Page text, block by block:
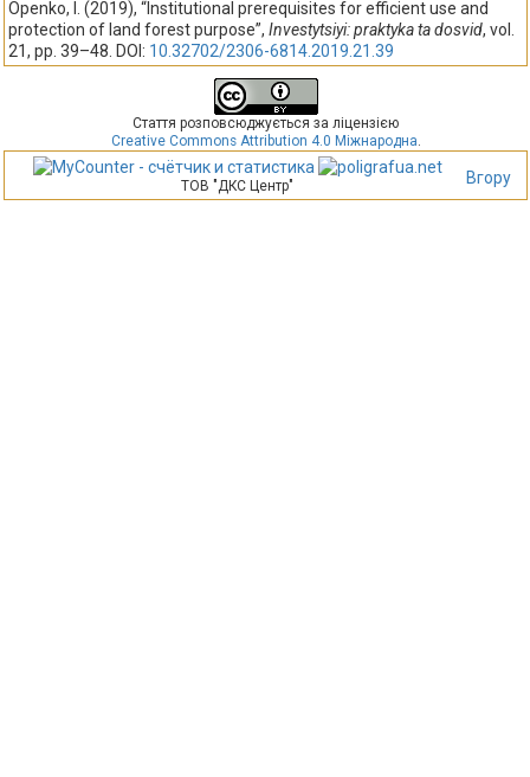
Openko, I. (2019), “Institutional prerequisites for efficient use and
protection of land forest purpose”, Investytsiyi: praktyka ta dosvid, vol.
21, pp. 39–48. DOI: 10.32702/2306-6814.2019.21.39
Стаття розповсюджується за ліцензією
Creative Commons Attribution 4.0 Міжнародна
Вгору
ТОВ "ДКС Центр"